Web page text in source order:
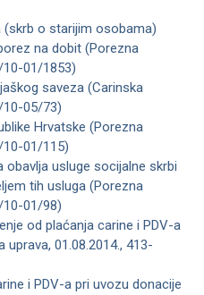
o starijim osobama)
na dobit (Porezna
10-01/1853)
saveza (Carinska
10-05/73)
Hrvatske (Porezna
10-01/115)
usluge socijalne skrbi
tih usluga (Porezna
10-01/98)
od plaćanja carine i PDV-a
01.08.2014., 413-
i PDV-a pri uvozu donacije